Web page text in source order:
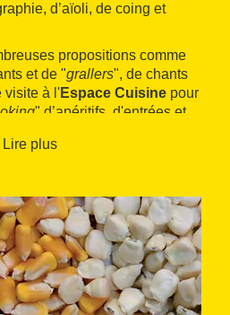
d’aïoli, de coing et
propositions comme
et de "grallers", de chants
visite à l'Espace Cuisine pour
" d’apéritifs, d'entrées et
Lire plus